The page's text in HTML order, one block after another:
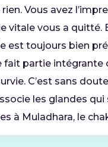
Vous avez
vitale vous a quitté.
est toujours bien
fait partie intégrante
C’est sans
les glandes
à Muladhara, le